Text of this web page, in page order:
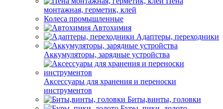
монтажная, герметик, клей
Колеса промышленные
Автохимия
Адаптеры, переходники
Аккумуляторы, зарядные устройства
Аксессуары для хранения и переноски
инструментов
Биты,винты, головки